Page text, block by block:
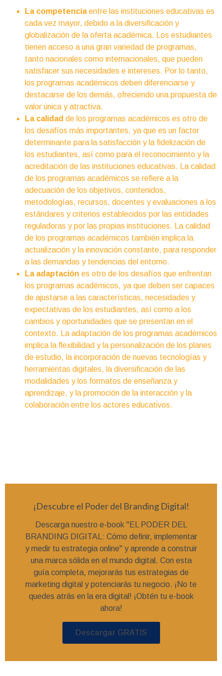
La competenciaentre las instituciones educativas es
cada vez mayor, debido a la diversificación y
globalización de la oferta académica. Los estudiantes
tienen acceso a una gran variedad de programas,
tanto nacionales como internacionales, que pueden
satisfacer sus necesidades e intereses. Por lo tanto,
los programas académicos deben diferenciarse y
destacarse de los demás, ofreciendo una propuesta de
valor única y atractiva.
La calidad de los programas académicos es otro de
los desafíos más importantes, ya que es un factor
determinante para la satisfacción y la fidelización de
los estudiantes, así como para el reconocimiento y la
acreditación de las instituciones educativas. La calidad
de los programas académicos se refiere a la
adecuación de los objetivos, contenidos,
metodologías, recursos, docentes y evaluaciones a los
estándares y criterios establecidos por las entidades
reguladoras y por las propias instituciones. La calidad
de los programas académicos también implica la
actualización y la innovación constante, para responder
a las demandas y tendencias del entorno.
La adaptación es otro de los desafíos que enfrentan
los programas académicos, ya que deben ser capaces
de ajustarse a las características, necesidades y
expectativas de los estudiantes, así como a los
cambios y oportunidades que se presentan en el
contexto. La adaptación de los programas académicos
implica la flexibilidad y la personalización de los planes
de estudio, la incorporación de nuevas tecnologías y
herramientas digitales, la diversificación de las
modalidades y los formatos de enseñanza y
aprendizaje, y la promoción de la interacción y la
colaboración entre los actores educativos.
¡Descubre el Poder del Branding Digital!
Descarga nuestro e-book "EL PODER DEL
BRANDING DIGITAL: Cómo definir, implementar
y medir tu estrategia online" y aprende a construir
una marca sólida en el mundo digital. Con esta
guía completa, mejorarás tus estrategias de
marketing digital y potenciarás tu negocio. ¡No te
quedes atrás en la era digital! ¡Obtén tu e-book
ahora!
Descargar GRATIS